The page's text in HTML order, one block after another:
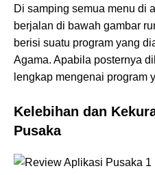
Di samping semua menu di
berjalan di bawah gambar
berisi suatu program yang
Agama. Apabila posternya
lengkap mengenai program
Kelebihan dan
Pusaka